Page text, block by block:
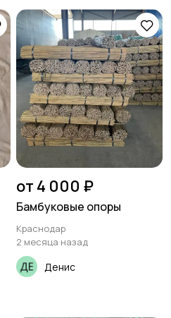
от 4 000 ₽
Бамбуковые опоры
Краснодар
2 месяца назад
Денис